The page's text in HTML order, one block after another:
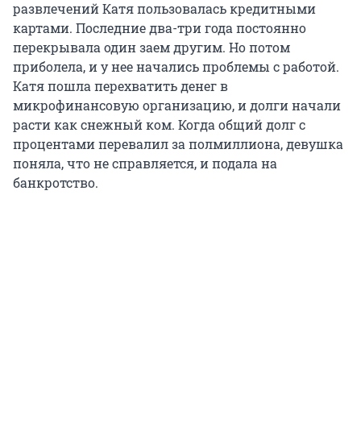
развлечений Катя пользовалась кредитными
картами. Последние два-три года постоянно
перекрывала один заем другим. Но потом
приболела, и у нее начались проблемы с работой.
Катя пошла перехватить денег в
микрофинансовую организацию, и долги начали
расти как снежный ком. Когда общий долг с
процентами перевалил за полмиллиона, девушка
поняла, что не справляется, и подала на
банкротство.